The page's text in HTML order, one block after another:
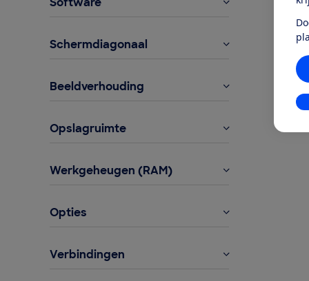
Schermdiagonaal
Beeldverhouding
Opslagruimte
Werkgeheugen (RAM)
Opties
Verbindingen